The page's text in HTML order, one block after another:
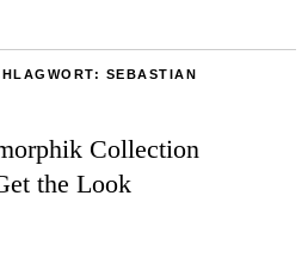
SEBASTIAN
Collection
the Look